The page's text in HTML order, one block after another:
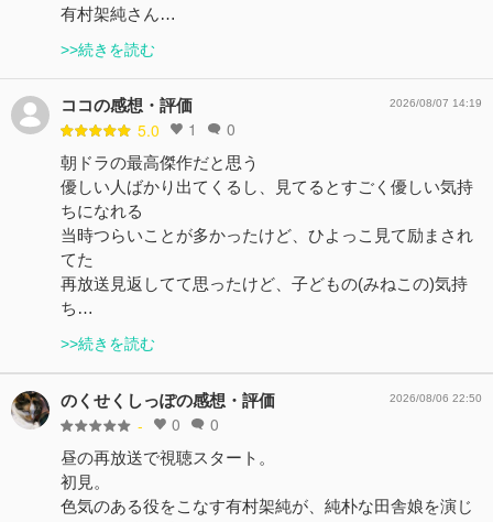
有村架純さん…
>>続きを読む
ココの感想・評価
5.0 1 0
2026/08/07 14:19
朝ドラの最高傑作だと思う
優しい人ばかり出てくるし、見てるとすごく優しい気持
ちになれる
当時つらいことが多かったけど、ひよっこ見て励まされ
てた
再放送見返してて思ったけど、子どもの(みねこの)気持
ち…
>>続きを読む
のくせくしっぽの感想・評価
- 0 0
2026/08/06 22:50
昼の再放送で視聴スタート。
初見。
色気のある役をこなす有村架純が、純朴な田舎娘を演じ